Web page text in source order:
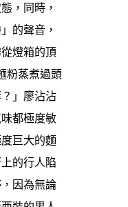
，同時，
的聲音，
燈箱的頂
粉蒸煮過頭
」廖沾沾
都極度敏
巨大的麵
的行人陷
因為無論